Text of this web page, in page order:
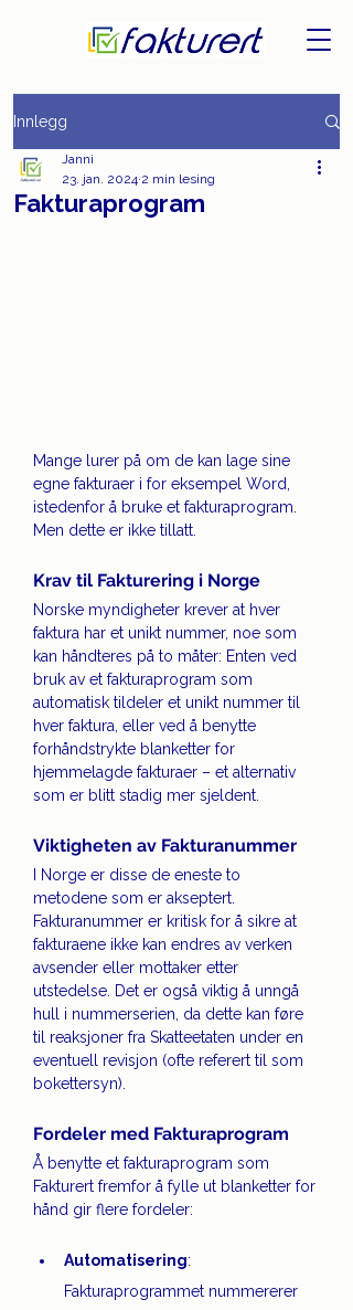
Innlegg
Fakturaprogram
Janni
23. jan. 2024 2 min lesing
Mange lurer på om de kan lage sine
egne fakturaer i for eksempel Word,
istedenfor å bruke et fakturaprogram.
Men dette er ikke tillatt.
Krav til Fakturering i Norge
Norske myndigheter krever at hver
faktura har et unikt nummer, noe som
kan håndteres på to måter: Enten ved
bruk av et fakturaprogram som
automatisk tildeler et unikt nummer til
hver faktura, eller ved å benytte
forhåndstrykte blanketter for
hjemmelagde fakturaer – et alternativ
som er blitt stadig mer sjeldent.
Viktigheten av Fakturanummer
I Norge er disse de eneste to
metodene som er akseptert.
Fakturanummer er kritisk for å sikre at
fakturaene ikke kan endres av verken
avsender eller mottaker etter
utstedelse. Det er også viktig å unngå
hull i nummerserien, da dette kan føre
til reaksjoner fra Skatteetaten under en
eventuell revisjon (ofte referert til som
bokettersyn).
Fordeler med Fakturaprogram
Å benytte et fakturaprogram som
Fakturert fremfor å fylle ut blanketter for
hånd gir flere fordeler:
Automatisering:
Fakturaprogrammet nummererer